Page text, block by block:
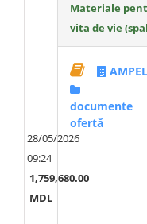
Materiale
vita de vie
documente
ofertă
28/05/2026
09:24
1,759,680.00
MDL